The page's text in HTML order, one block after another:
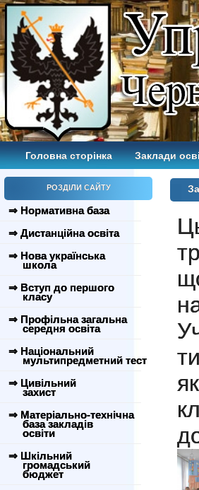
Головна сторінка Заклади
РОЗДІЛИ САЙТУ
⇒ Нормативна база
⇒ Дистанційна освіта
⇒ Нова українська
школа
⇒ Вступ до першого
класу
⇒ Профільна загальна
середня освіта
⇒ Національний
мультипредметний тест
⇒ Цивільний
захист
⇒ Матеріально-технічна
база закладів
освіти
⇒ Шкільний
громадський
бюджет